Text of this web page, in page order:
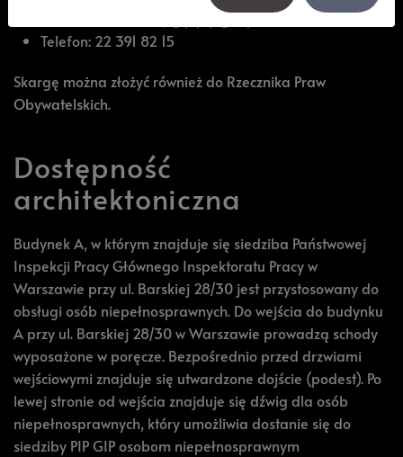
kancelaria@gip.pip.gov.pl
Telefon: 22 391 82 15
Skargę można złożyć również do Rzecznika Praw
Obywatelskich.
Dostępność
architektoniczna
Budynek A, w którym znajduje się siedziba Państwowej
Inspekcji Pracy Głównego Inspektoratu Pracy w
Warszawie przy ul. Barskiej 28/30 jest przystosowany do
obsługi osób niepełnosprawnych. Do wejścia do budynku
A przy ul. Barskiej 28/30 w Warszawie prowadzą schody
wyposażone w poręcze. Bezpośrednio przed drzwiami
wejściowymi znajduje się utwardzone dojście (podest). Po
lewej stronie od wejścia znajduje się dźwig dla osób
niepełnosprawnych, który umożliwia dostanie się do
siedziby PIP GIP osobom niepełnosprawnym